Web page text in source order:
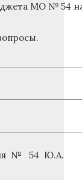
МО № 54 на
№ 54 Ю.А.